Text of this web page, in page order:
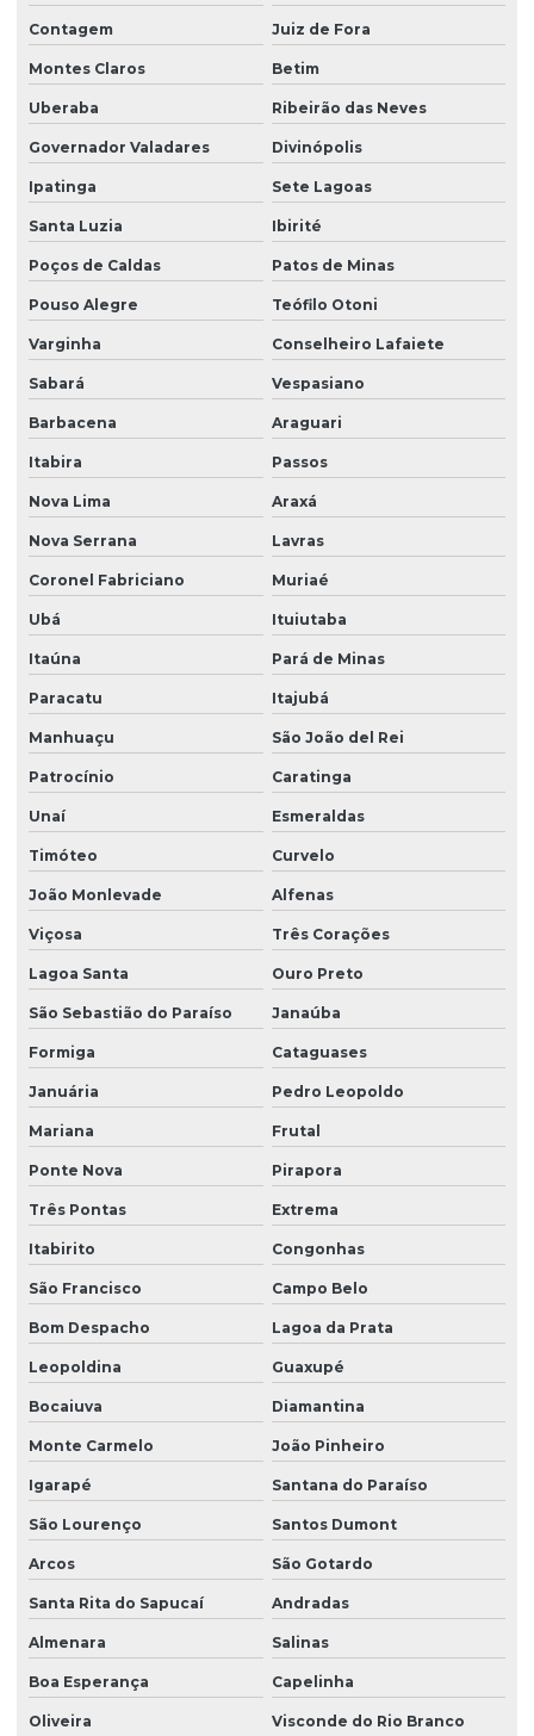
Contagem Juiz de Fora
Montes Claros Betim
Uberaba Ribeirão das Neves
Governador Valadares Divinópolis
Ipatinga Sete Lagoas
Santa Luzia Ibirité
Poços de Caldas Patos de Minas
Pouso Alegre Teófilo Otoni
Varginha Conselheiro Lafaiete
Sabará Vespasiano
Barbacena Araguari
Itabira Passos
Nova Lima Araxá
Nova Serrana Lavras
Coronel Fabriciano Muriaé
Ubá Ituiutaba
Itaúna Pará de Minas
Paracatu Itajubá
Manhuaçu São João del Rei
Patrocínio Caratinga
Unaí Esmeraldas
Timóteo Curvelo
João Monlevade Alfenas
Viçosa Três Corações
Lagoa Santa Ouro Preto
São Sebastião do Paraíso Janaúba
Formiga Cataguases
Januária Pedro Leopoldo
Mariana Frutal
Ponte Nova Pirapora
Três Pontas Extrema
Itabirito Congonhas
São Francisco Campo Belo
Bom Despacho Lagoa da Prata
Leopoldina Guaxupé
Bocaiuva Diamantina
Monte Carmelo João Pinheiro
Igarapé Santana do Paraíso
São Lourenço Santos Dumont
Arcos São Gotardo
Santa Rita do Sapucaí Andradas
Almenara Salinas
Boa Esperança Capelinha
Oliveira Visconde do Rio Branco